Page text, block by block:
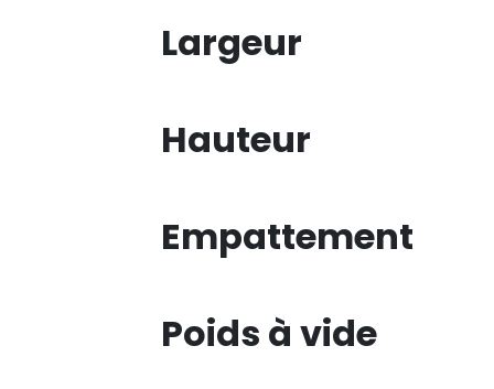
Largeur
Hauteur
Empattement
Poids à vide